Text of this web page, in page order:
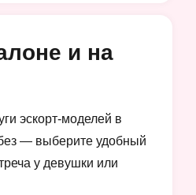
и на
эскорт-моделей в
— выберите удобный
у девушки или